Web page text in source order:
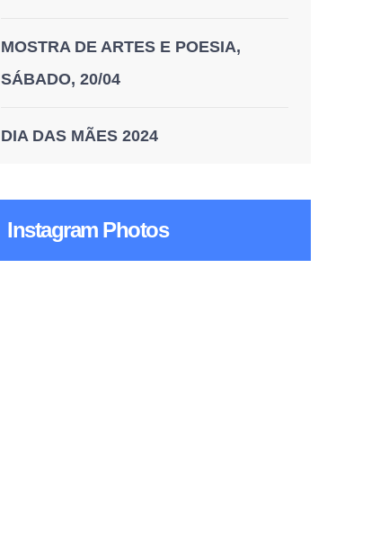
MOSTRA DE ARTES E POESIA,
SÁBADO, 20/04
DIA DAS MÃES 2024
Instagram Photos